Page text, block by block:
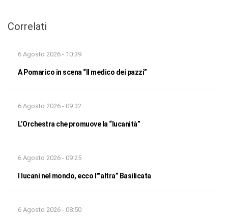
Correlati
6 Agosto 2026 - 10:39
A Pomarico in scena “Il medico dei pazzi”
6 Agosto 2026 - 09:32
L’Orchestra che promuove la “lucanità”
6 Agosto 2026 - 09:25
I lucani nel mondo, ecco l'”altra” Basilicata
6 Agosto 2026 - 08:50